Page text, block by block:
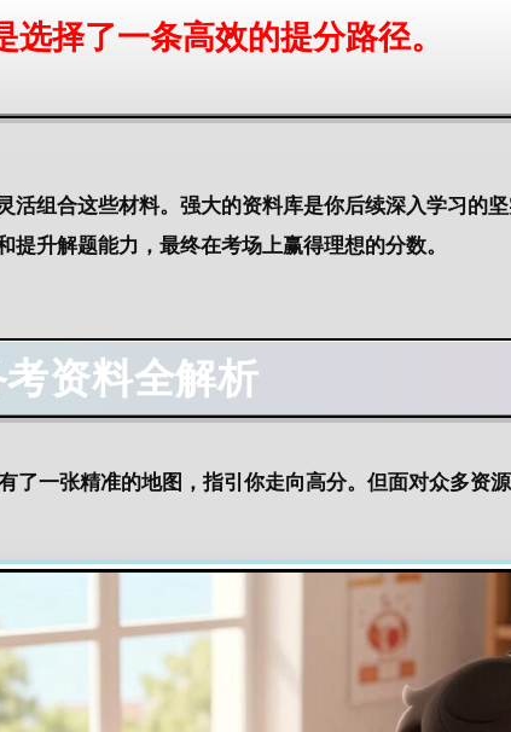
择了一条高效的提分路径。
活组合这些材料。强大的资料库是你后续深入学习的
提升解题能力 ，最终在考场 上赢得理想的分数。
资料全解析
了一张精准的地图，指引你走向高分。但面对众多资